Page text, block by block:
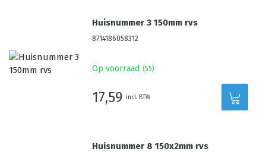
Huisnummer 3 150mm rvs
8714186058312
Op voorraad (55)
17,59 incl. BTW
Huisnummer 8 150x2mm rvs